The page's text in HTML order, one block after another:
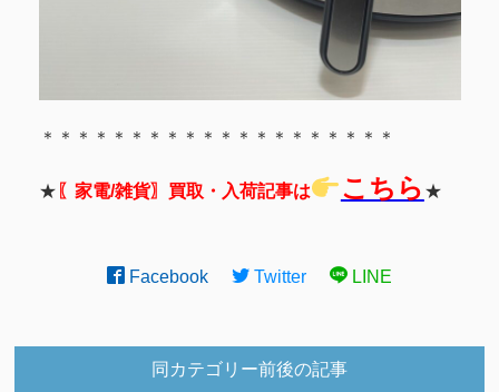
＊＊＊＊＊＊＊＊＊＊＊＊＊＊＊＊＊＊＊＊
★ 〖家電/雑貨〗買取・入荷記事は こちら ★
Facebook Twitter LINE
同カテゴリー前後の記事